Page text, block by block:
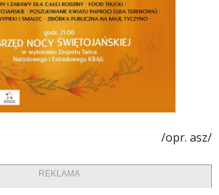
/opr. asz/
REKLAMA